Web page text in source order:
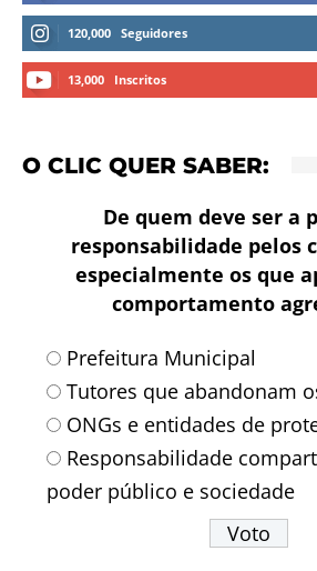
120,000 Seguidores
13,000 Inscritos
O CLIC QUER SABER:
De quem deve ser a
responsabilidade pelos
especialmente os que
comportamento
Prefeitura Municipal
Tutores que abandonam
ONGs e entidades de
Responsabilidade
poder público e sociedade